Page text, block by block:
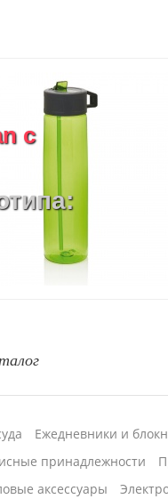
с
Ежедневники и
принадлежности
аксессуары